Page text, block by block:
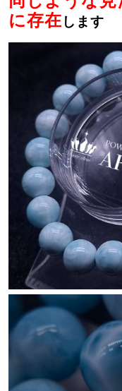
に存在 します